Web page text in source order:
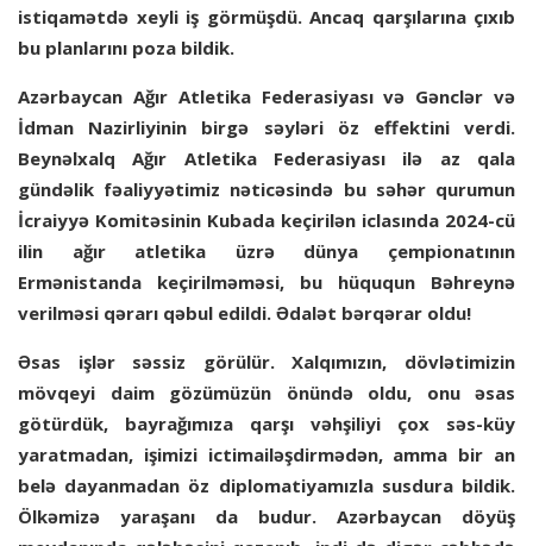
istiqamətdə xeyli iş görmüşdü. Ancaq qarşılarına çıxıb
bu planlarını poza bildik.
Azərbaycan Ağır Atletika Federasiyası və Gənclər və
İdman Nazirliyinin birgə səyləri öz effektini verdi.
Beynəlxalq Ağır Atletika Federasiyası ilə az qala
gündəlik fəaliyyətimiz nəticəsində bu səhər qurumun
İcraiyyə Komitəsinin Kubada keçirilən iclasında 2024-cü
ilin ağır atletika üzrə dünya çempionatının
Ermənistanda keçirilməməsi, bu hüququn Bəhreynə
verilməsi qərarı qəbul edildi. Ədalət bərqərar oldu!
Əsas işlər səssiz görülür. Xalqımızın, dövlətimizin
mövqeyi daim gözümüzün önündə oldu, onu əsas
götürdük, bayrağımıza qarşı vəhşiliyi çox səs-küy
yaratmadan, işimizi ictimailəşdirmədən, amma bir an
belə dayanmadan öz diplomatiyamızla susdura bildik.
Ölkəmizə yaraşanı da budur. Azərbaycan döyüş